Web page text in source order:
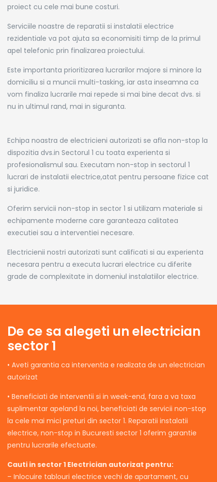
proiect cu cele mai bune costuri.
Serviciile noastre de reparatii si instalatii electrice
rezidentiale va pot ajuta sa economisiti timp de la primul
apel telefonic prin finalizarea proiectului.
Este importanta prioritizarea lucrarilor majore si minore la
domiciliu si a muncii multi-tasking, iar asta inseamna ca
vom finaliza lucrarile mai repede si mai bine decat dvs. si
nu in ultimul rand, mai in siguranta.
Echipa noastra de electricieni autorizati se afla non-stop la
dispozitia dvs.in Sectorul 1 cu toata experienta si
profesionalismul sau. Executam non-stop in sectorul 1
lucrari de instalatii electrice,atat pentru persoane fizice cat
si juridice.
Oferim servicii non-stop in sector 1 si utilizam materiale si
echipamente moderne care garanteaza calitatea
executiei sau a interventiei necesare.
Electricienii nostri autorizati sunt calificati si au experienta
necesara pentru a executa lucrari electrice cu diferite
grade de complexitate in domeniul instalatiilor electrice.
De ce sa alegeti un electrician
sector 1
• Aveti garantia ca interventia e realizata de un electrician
autorizat
• Beneficiati de interventii si in week-end, fara a va taxa
suplimentar apeland la noi, beneficiati de servicii non-stop
la cele mai mici preturi din sector 1. Reparatii instalatii
electrice, non-stop in Bucuresti sector 1 oferim garantie
pentru lucrarile efectuate.
Cauti in sector 1 Electrician autorizat pentru:
– Inlocuire tablouri electrice vechi de apartament, cu